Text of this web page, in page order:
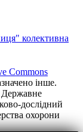
колективна
Commons
інше.
Державне
дослідний
охорони